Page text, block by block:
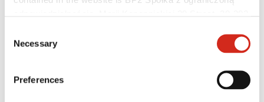
121387608.
Selection
Necessary
Preferences